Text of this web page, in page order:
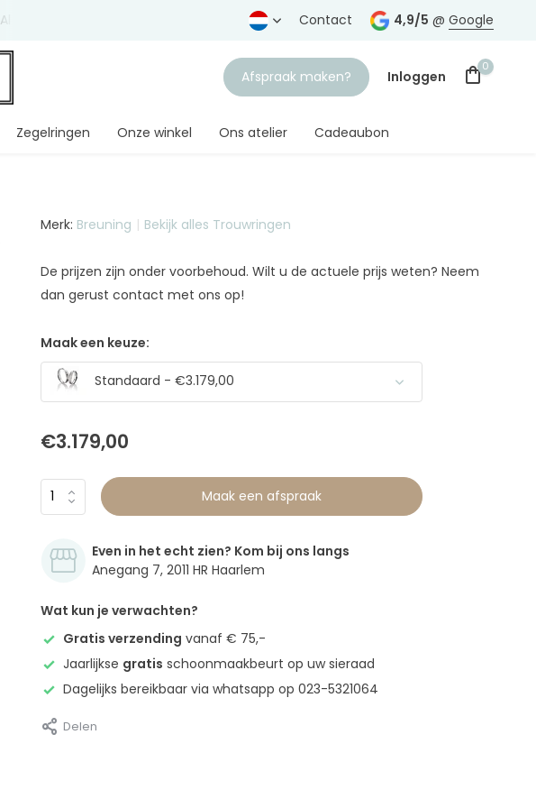
Al Gratis verzending vanaf € 75,-
Contact 4,9/5 @ Google
Afspraak maken? Inloggen
0
Zegelringen Onze winkel Ons atelier Cadeaubon
Merk: Breuning Bekijk alles Trouwringen
De prijzen zijn onder voorbehoud. Wilt u de actuele prijs weten? Neem
dan gerust contact met ons op!
Maak een keuze:
Standaard - €3.179,00
€3.179,00
Maak een afspraak
Even in het echt zien? Kom bij ons langs
Anegang 7, 2011 HR Haarlem
Wat kun je verwachten?
Gratis verzending vanaf € 75,-
Jaarlijkse gratis schoonmaakbeurt op uw sieraad
Dagelijks bereikbaar via whatsapp op 023-5321064
Delen